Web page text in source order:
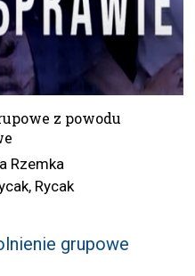
z powodu
Rzemka
Rycak
grupowe